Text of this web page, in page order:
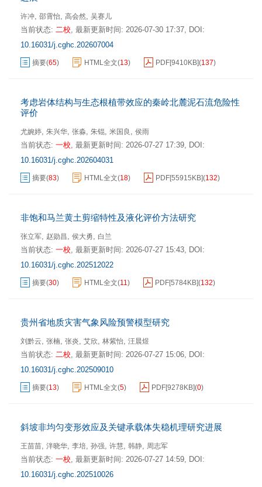
许冲, 邵霄怡, 高会然, 吴赛儿
当前状态: 二校, 最新更新时间: 2026-07-30 17:37, DOI:
10.16031/j.cghc.202607004
摘要(65) HTML全文(13) PDF[9410KB](137)
考虑岩体结构与生态根植带效应的秦岭北麓泥石流危险性
评价
尤婉婷, 朱兴华, 张淼, 朱锟, 米国良 , 侯雨
当前状态: 一校, 最新更新时间: 2026-07-27 17:39, DOI:
10.16031/j.cghc.202604031
摘要(83) HTML全文(18) PDF[55915KB](132)
非饱和马兰黄土剪缩特性及液化评价方法研究
张立军, 赵勋昌, 侯大勇, 白兰
当前状态: 一校, 最新更新时间: 2026-07-27 15:43, DOI:
10.16031/j.cghc.202512022
摘要(30) HTML全文(11) PDF[5784KB](132)
贵州省地质灾害气象风险预警模型研究
刘黔云, 张楠, 张炎, 艾欣, 林紫怡, 汪晨煜
当前状态: 二校, 最新更新时间: 2026-07-27 15:06, DOI:
10.16031/j.cghc.202509010
摘要(13) HTML全文(5) PDF[9278KB](0)
斜坡非均匀变形效应及关键承载体失稳机理研究进展
王苗苗, 泮晓华, 李培, 孙强, 许慧, 韩静, 周志军
当前状态: 一校, 最新更新时间: 2026-07-27 14:59, DOI:
10.16031/j.cghc.202510026